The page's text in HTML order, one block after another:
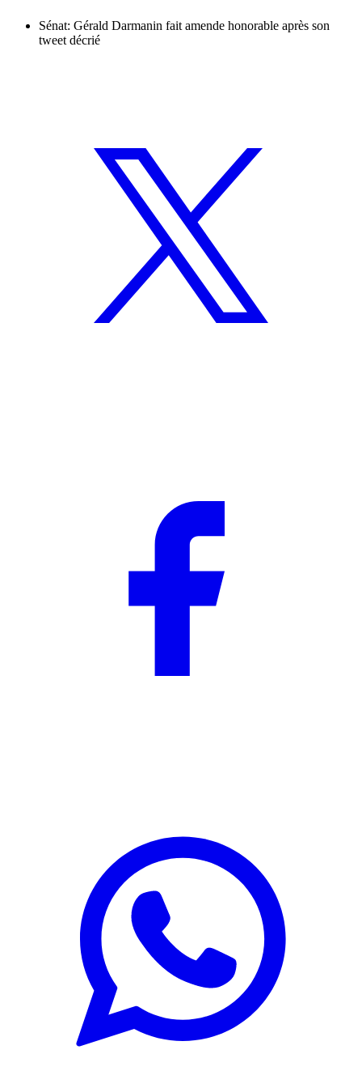
Sénat: Gérald Darmanin fait amende honorable après son
tweet décrié